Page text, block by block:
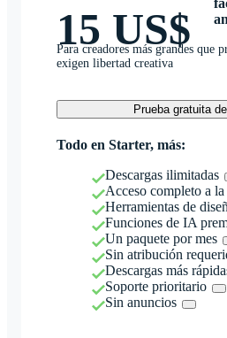
15 US$
Para creadores más grandes que
exigen libertad creativa
Prueba gratuita
Todo en Starter, más:
Descargas ilimitadas
Acceso completo a
Herramientas de
Funciones de IA
Un paquete por mes
Sin atribución
Descargas más
Soporte prioritario
Sin anuncios